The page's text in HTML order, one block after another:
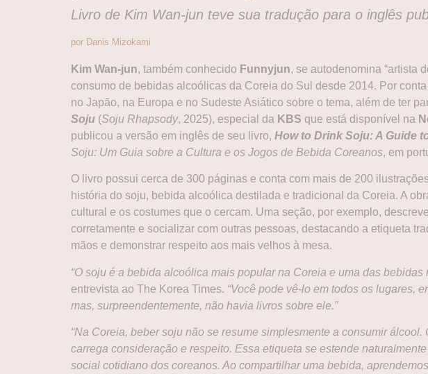
Livro de Kim Wan-jun teve sua tradução para o inglês
por Danis Mizokami
Kim Wan-jun, também conhecido Funnyjun, se autodenomina “artista
consumo de bebidas alcoólicas da Coreia do Sul desde 2014. Por
no Japão, na Europa e no Sudeste Asiático sobre o tema, além de ter
Soju (Soju Rhapsody, 2025), especial da KBS que está disponível na
publicou a versão em inglês de seu livro, How to Drink Soju: A Guide
Soju: Um Guia sobre a Cultura e os Jogos de Bebida Coreanos, em
O livro possui cerca de 300 páginas e conta com mais de 200
história do soju, bebida alcoólica destilada e tradicional da Coreia. A
cultural e os costumes que o cercam. Uma seção, por exemplo,
corretamente e socializar com outras pessoas, destacando a etiqueta
mãos e demonstrar respeito aos mais velhos à mesa.
“O soju é a bebida alcoólica mais popular na Coreia e uma das bebidas
entrevista ao The Korea Times. “Você pode vê-lo em todos os lugares,
mas, surpreendentemente, não havia livros sobre ele.”
“Na Coreia, beber soju não se resume simplesmente a consumir
carrega consideração e respeito. Essa etiqueta se estende
social cotidiano dos coreanos. Ao compartilhar uma bebida,